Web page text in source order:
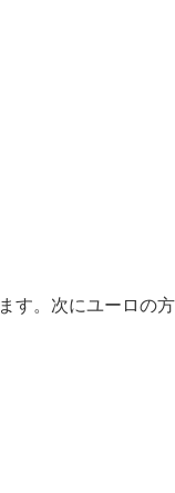
。次にユーロの方